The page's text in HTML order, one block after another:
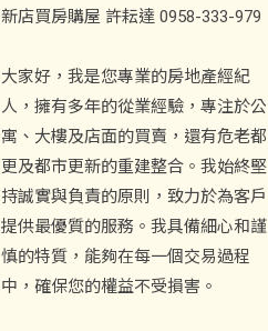
新店買房購屋 許耘達 0958-333-979
大家好，我是您專業的房地產經紀
人，擁有多年的從業經驗，專注於公
寓、大樓及店面的買賣，還有危老都
更及都市更新的重建整合。我始終堅
持誠實與負責的原則，致力於為客戶
提供最優質的服務。我具備細心和謹
慎的特質，能夠在每一個交易過程
中，確保您的權益不受損害。